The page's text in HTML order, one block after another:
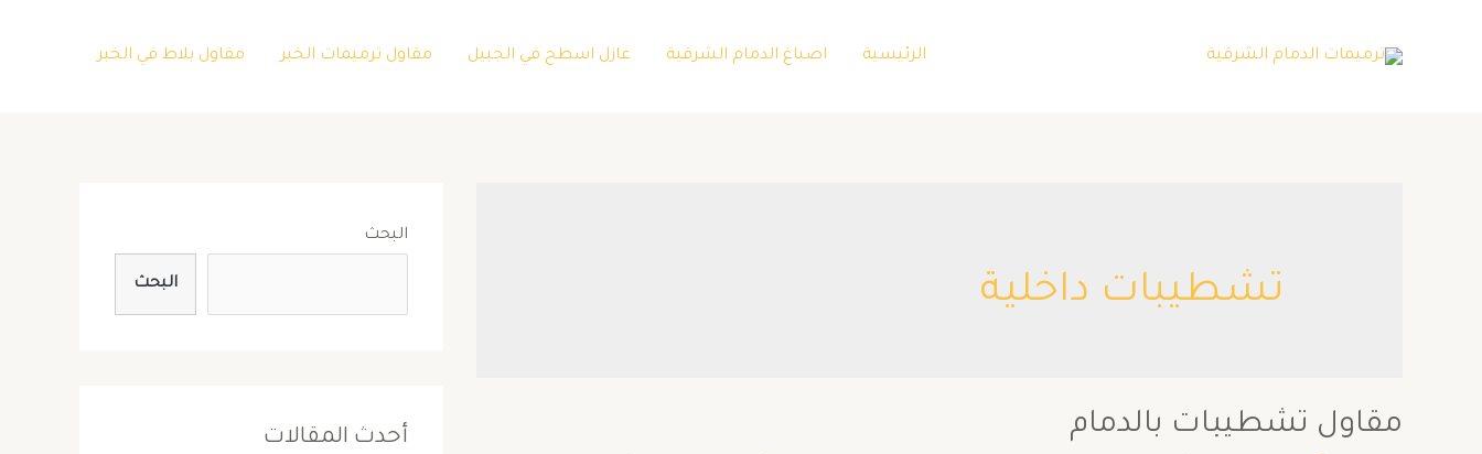
الرئيسية اصباغ الدمام الشرقية عازل اسطح في الجبيل مقاول ترميمات الخبر مقاول بلاط في الخبر
تشطيبات داخلية
مقاول تشطيبات بالدمام
البحث
البحث
أحدث المقالات